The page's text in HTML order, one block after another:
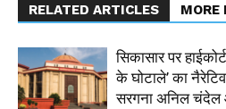
RELATED ARTICLES MORE
सिकासार पर
के घोटाले’ का
सरगना अनिल चंदेल